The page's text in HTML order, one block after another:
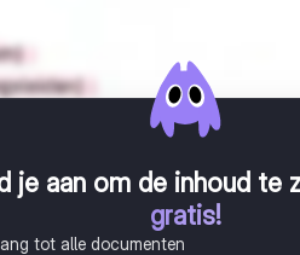
je aan om de inhoud te
gratis!
tot alle documenten